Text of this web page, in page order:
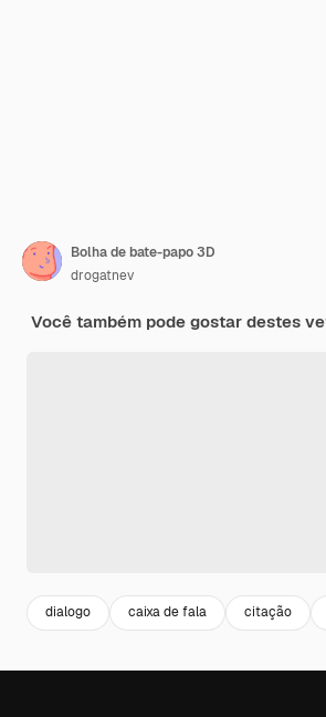
Bolha de bate-papo 3D
drogatnev
Você também pode gostar destes
dialogo caixa de fala citação